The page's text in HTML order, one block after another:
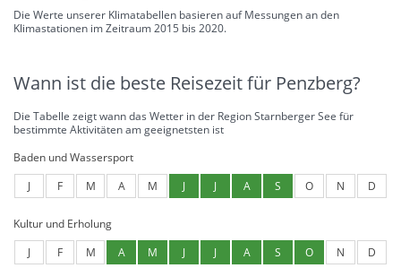
Die Werte unserer Klimatabellen basieren auf Messungen an den
Klimastationen im Zeitraum 2015 bis 2020.
Wann ist die beste Reisezeit für Penzberg?
Die Tabelle zeigt wann das Wetter in der Region Starnberger See für
bestimmte Aktivitäten am geeignetsten ist
Baden und Wassersport
J
F M A M J J A S O N D
Kultur und Erholung
J
F M A M J J A S O N D